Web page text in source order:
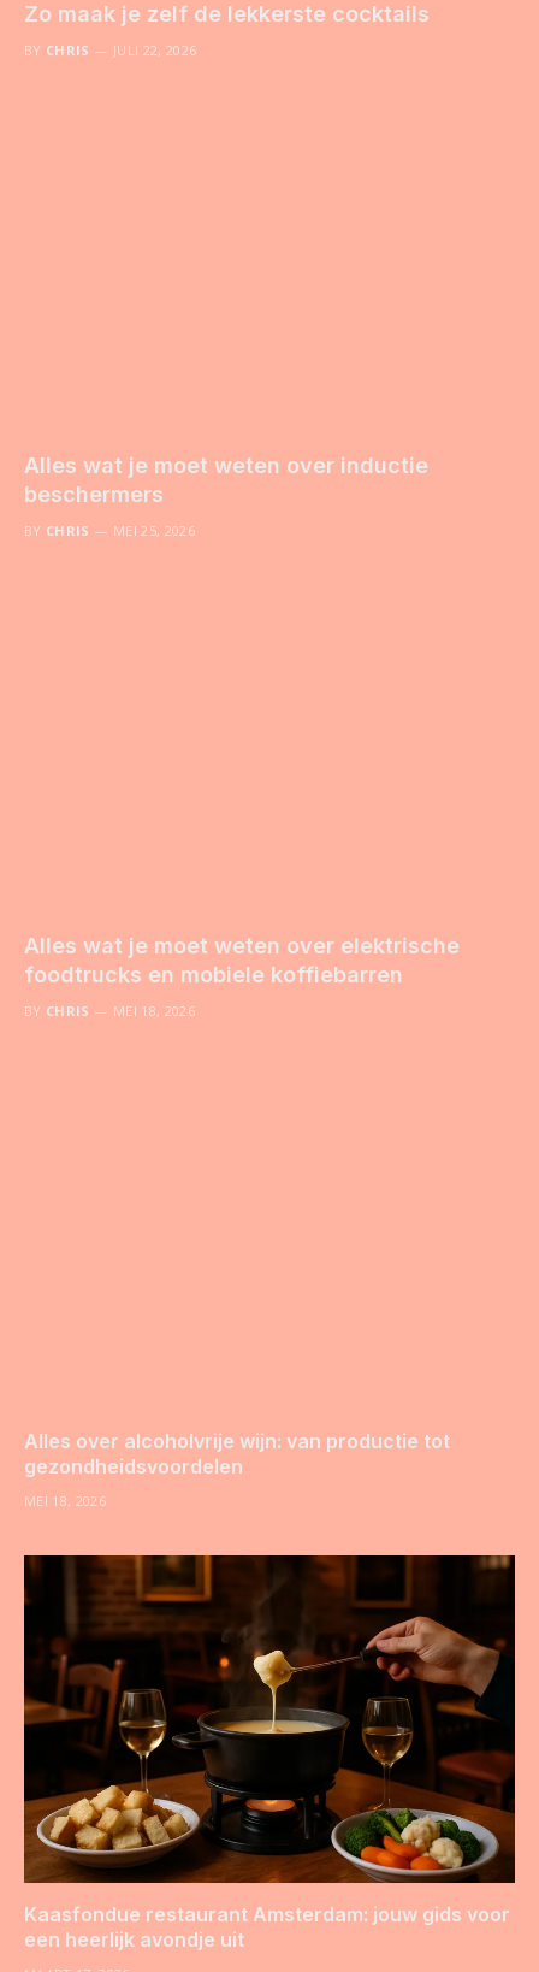
Zo maak je zelf de lekkerste cocktails
BY CHRIS JULI 22, 2026
Alles wat je moet weten over inductie
beschermers
BY CHRIS MEI 25, 2026
Alles wat je moet weten over elektrische
foodtrucks en mobiele koffiebarren
BY CHRIS MEI 18, 2026
Alles over alcoholvrije wijn: van productie tot
gezondheidsvoordelen
MEI 18, 2026
Kaasfondue restaurant Amsterdam: jouw gids voor
een heerlijk avondje uit